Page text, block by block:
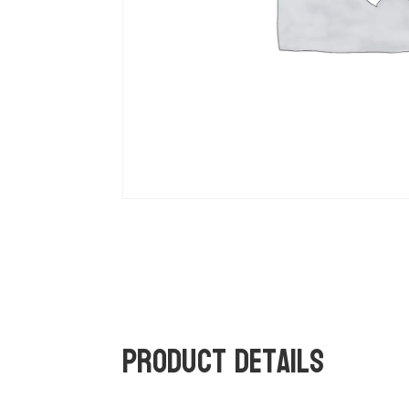
Product Details